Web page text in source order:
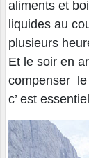
aliments et
liquides au
plusieurs
Et le soir en
compenser le
c’ est